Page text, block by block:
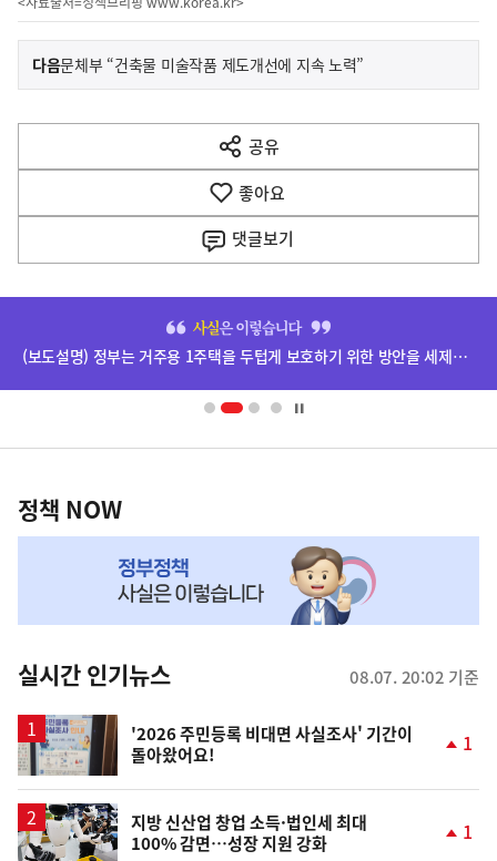
이
전
다
음
다음기
사
문체부 “건축물 미술작품 제도개선에 지속 노력”
공유
열
기
좋아요
댓글보기
영
(보도설명) 정부는 거주용 1주택을 두텁게 보호하기 위한 방안을 세제개편안에 담았습니다.
책
NOW,
뉴
스
정책 NOW
실시간 인기뉴스 08.07. 20:02 기준
'2026 주민등록 비대면 사실조사' 기간이
돌아왔어요!
상
1
지방 신산업 창업 소득·법인세 최대
100% 감면…성장 지원 강화
1